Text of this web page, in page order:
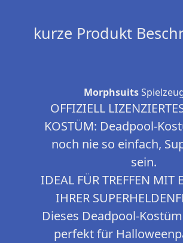
kurze Produkt
Morphsuits
OFFIZIELL
KOSTÜM: Deadpool-
noch nie so einfach,
sein.
IDEAL FÜR TREFFEN MIT
IHRER
Dieses Deadpool-
perfekt für